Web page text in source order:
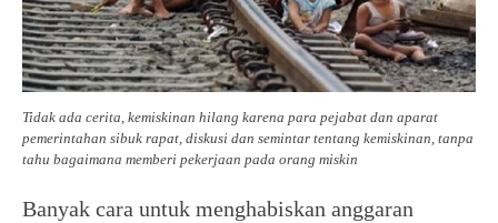
Tidak ada cerita, kemiskinan hilang karena para pejabat dan aparat
pemerintahan sibuk rapat, diskusi dan semintar tentang kemiskinan, tanpa
tahu bagaimana memberi pekerjaan pada orang miskin
Banyak cara untuk menghabiskan anggaran